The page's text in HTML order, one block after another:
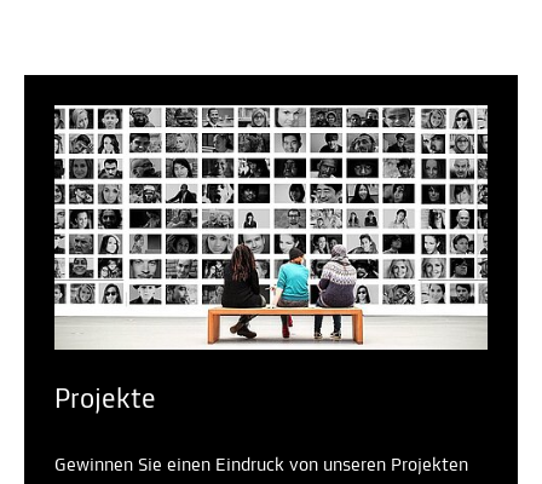
Projekte
Gewinnen Sie einen Eindruck von unseren Projekten